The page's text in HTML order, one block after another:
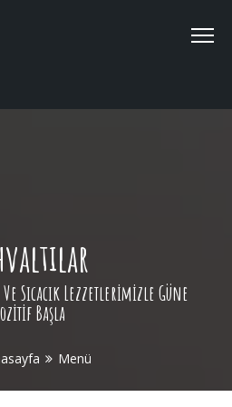
Sıcacık Lezzetlerimizle Güne
Başla
Menü